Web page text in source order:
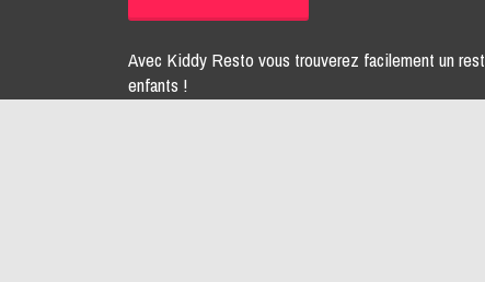
Avec Kiddy Resto vous trouverez facilement un
enfants !